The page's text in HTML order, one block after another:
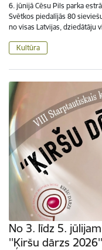
6. jūnijā Cēsu Pils parka
Svētkos piedalījās 80
no visas Latvijas, dziedātāju
Kultūra
No 3. līdz 5.
''Ķiršu dārzs 2026''